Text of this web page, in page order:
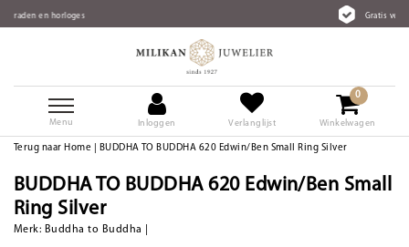
Gratis verzending vanaf €75
Menu Inloggen Verlanglijst
0
Winkelwagen
Terug naar Home BUDDHA TO BUDDHA 620 Edwin/Ben Small Ring Silver
BUDDHA TO BUDDHA 620 Edwin/Ben Small
Ring Silver
Merk: Buddha to Buddha